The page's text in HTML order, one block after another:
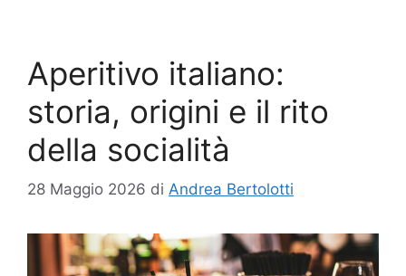
Aperitivo italiano:
storia, origini e il rito
della socialità
28 Maggio 2026 di Andrea Bertolotti